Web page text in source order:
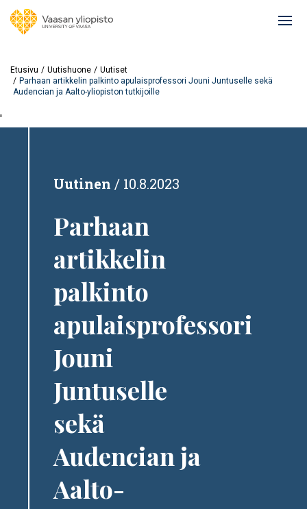
Etusivu Uutishuone
Uutiset
Parhaan artikkelin palkinto apulaisprofessori Jouni Juntuselle sekä
Audencian ja Aalto-yliopiston tutkijoille
'
Uutinen 10.8.2023
Parhaan
artikkelin
palkinto
apulaisprofessori
Jouni
Juntuselle
sekä
Audencian ja
Aalto-